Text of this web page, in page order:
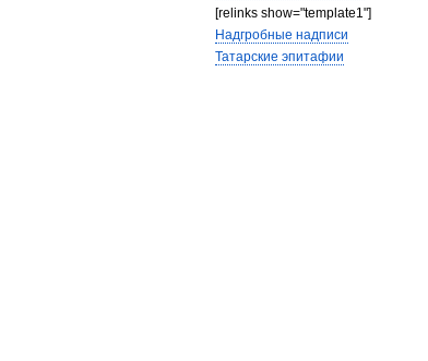
[relinks show="template1"]
Надгробные надписи
Татарские эпитафии